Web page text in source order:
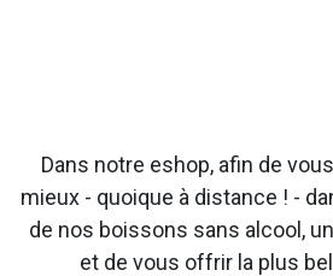
Dans notre eshop, afin de
mieux - quoique à distance ! -
de nos boissons sans alcool,
et de vous offrir la plus